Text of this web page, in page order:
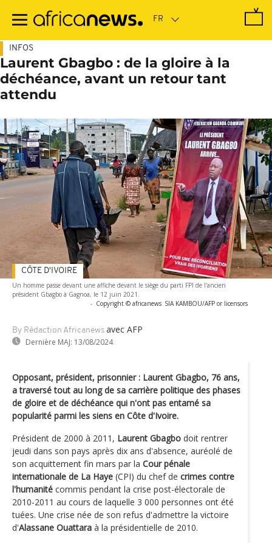
contenu
INFOS
Laurent Gbagbo : de la gloire à la
déchéance, avant un retour tant
attendu
Un homme passe devant une affiche devant le siège du parti FPI de l'ancien
président Gbagbo à Gagnoa, le 12 juin 2021.
- Copyright © africanews SIA KAMBOU/AFP or licensors
By Rédaction Africanews avec AFP
Dernière MAJ: 13/08/2024
CÔTE D'IVOIRE
Opposant, président, prisonnier : Laurent Gbagbo, 76 ans,
a traversé tout au long de sa carrière politique des phases
de gloire et de déchéance qui n'ont pas entamé sa
popularité parmi les siens en Côte d'Ivoire.
Président de 2000 à 2011, Laurent Gbagbo doit rentrer
jeudi dans son pays après dix ans d'absence, auréolé de
son acquittement fin mars par la Cour pénale
internationale de La Haye (CPI) du chef de crimes contre
l'humanité commis pendant la crise post-électorale de
2010-2011 au cours de laquelle 3 000 personnes ont été
tuées. Une crise née de son refus d'admettre la victoire
d'Alassane Ouattara à la présidentielle de 2010.